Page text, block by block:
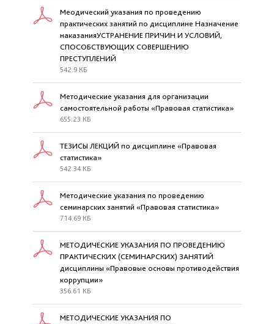
Меодический указания по проведению
практических занятий по дисциплине Назначение
наказанияУСТРАНЕНИЕ ПРИЧИН И УСЛОВИЙ,
СПОСОБСТВУЮЩИХ СОВЕРШЕНИЮ
ПРЕСТУПЛЕНИЙ
542.9 КБ
Методические указания для организации
самостоятельной работы «Правовая статистика»
655.23 КБ
ТЕЗИСЫ ЛЕКЦИЙ по дисциплине «Правовая
статистика»
542.34 КБ
Методические указания по проведению
семинарских занятий «Правовая статистика»
714.69 КБ
МЕТОДИЧЕСКИЕ УКАЗАНИЯ ПО ПРОВЕДЕНИЮ
ПРАКТИЧЕСКИХ (СЕМИНАРСКИХ) ЗАНЯТИЙ
дисциплины «Правовые основы противодействия
коррупции»
356.61 КБ
МЕТОДИЧЕСКИЕ УКАЗАНИЯ ПО